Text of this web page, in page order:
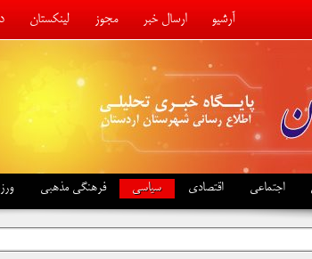
آرشیو ارسال خبر مجوز لینکستان
اجتماعی اقتصادی سیاسی فرهنگی مذهبی